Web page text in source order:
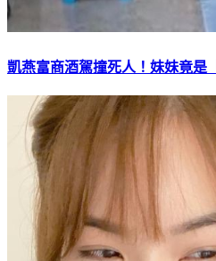
凱燕富商酒駕撞死人！妹妹竟